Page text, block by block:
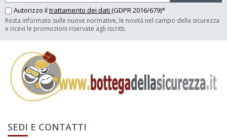
Autorizzo il trattamento dei dati (GDPR 2016/679)*
Resta informato sulle nuove normative, le novità nel campo della sicurezza
e ricevi le promozioni riservate agli iscritti.
SEDI E CONTATTI